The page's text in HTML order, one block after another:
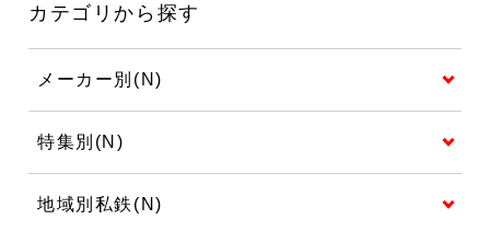
カテゴリから探す
メーカー別(N)
特集別(N)
地域別私鉄(N)